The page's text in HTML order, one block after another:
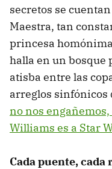
secretos se
Maestra, tan
princesa
halla en un bosque
atisba entre las
arreglos sinfónicos
no nos engañemos,
Williams es a Star
Cada puente, cada